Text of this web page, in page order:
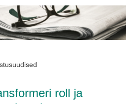
roll ja